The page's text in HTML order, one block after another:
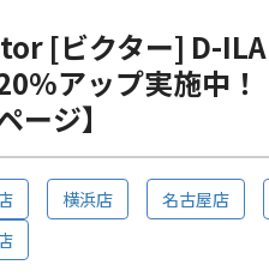
[ビクター] D-
アップ実施中！
ージ】
横浜店 名古屋店